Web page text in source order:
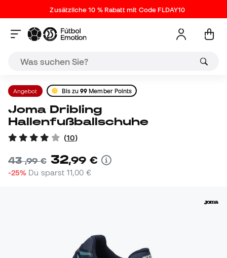
Zusätzliche 10 % Rabatt mit Code FLDAY10
Angebot Bis zu99 Member Points
Joma Dribling
Hallenfußballschuhe
(10)
43,99 € 32,99 €
-25% Du sparst11,00 €